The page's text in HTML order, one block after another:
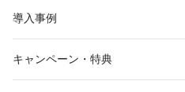
導入事例
キャンペーン・特典